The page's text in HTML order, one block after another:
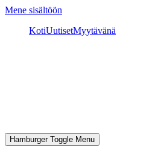
Mene sisältöön
KotiUutisetMyytävänä
Hamburger Toggle Menu